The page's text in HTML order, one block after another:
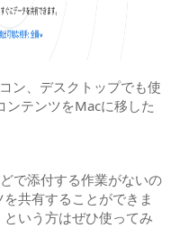
ン、デスクトップでも使
テンツをMacに移した
で添付する作業がないの
共有することができま
いう方はぜひ使ってみ